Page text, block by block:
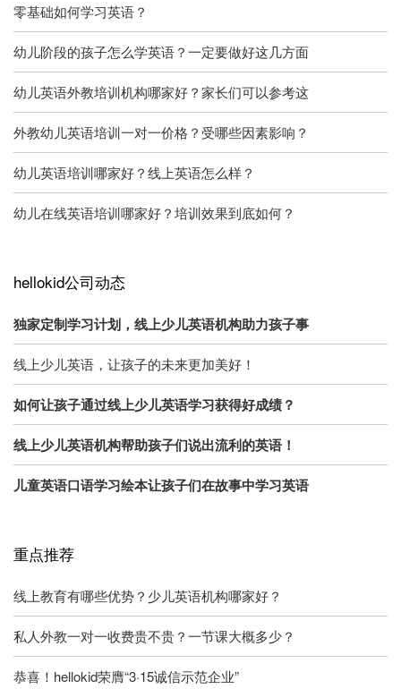
零基础如何学习英语？
幼儿阶段的孩子怎么学英语？一定要做好这几方面
幼儿英语外教培训机构哪家好？家长们可以参考这
外教幼儿英语培训一对一价格？受哪些因素影响？
幼儿英语培训哪家好？线上英语怎么样？
幼儿在线英语培训哪家好？培训效果到底如何？
hellokid公司动态
独家定制学习计划，线上少儿英语机构助力孩子事
线上少儿英语，让孩子的未来更加美好！
如何让孩子通过线上少儿英语学习获得好成绩？
线上少儿英语机构帮助孩子们说出流利的英语！
儿童英语口语学习绘本让孩子们在故事中学习英语
重点推荐
线上教育有哪些优势？少儿英语机构哪家好？
私人外教一对一收费贵不贵？一节课大概多少？
恭喜！hellokid荣膺“3·15诚信示范企业”